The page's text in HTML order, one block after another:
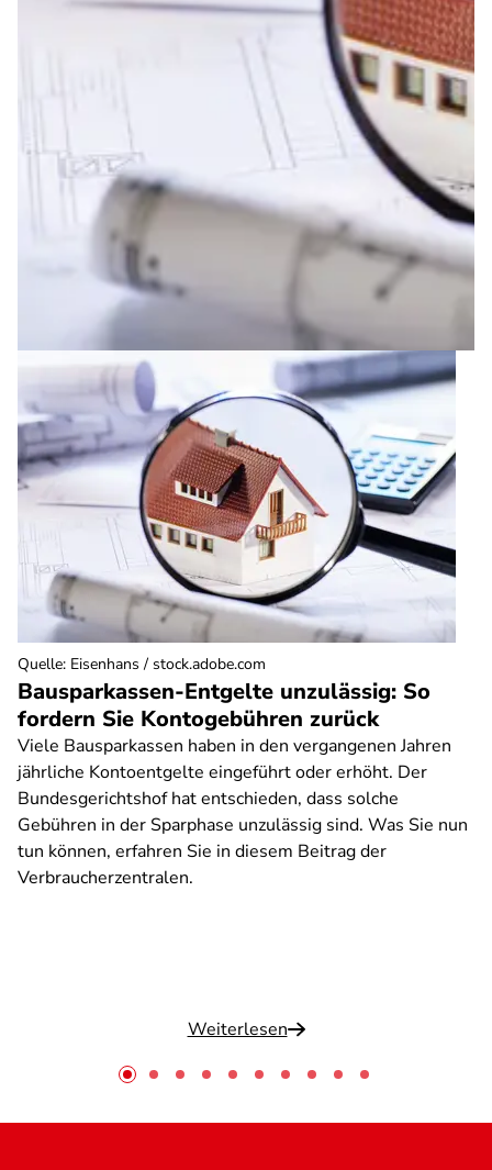
Bausparkassen-Entgelte unzulässig: So
fordern Sie Kontogebühren zurück
Viele Bausparkassen haben in den vergangenen Jahren
jährliche Kontoentgelte eingeführt oder erhöht. Der
Bundesgerichtshof hat entschieden, dass solche
Gebühren in der Sparphase unzulässig sind. Was Sie nun
tun können, erfahren Sie in diesem Beitrag der
Verbraucherzentralen.
Weiterlesen
Quelle: Eisenhans / stock.adobe.com